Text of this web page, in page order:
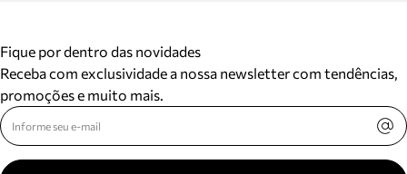
Fique por dentro das novidades
Receba com exclusividade a nossa newsletter com tendências,
promoções e muito mais.